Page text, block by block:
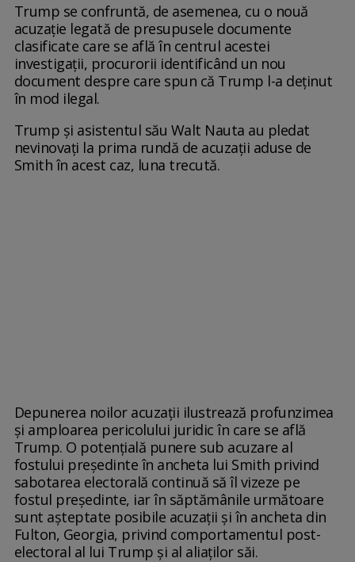
Trump se confruntă, de asemenea, cu o nouă
acuzație legată de presupusele documente
clasificate care se află în centrul acestei
investigații, procurorii identificând un nou
document despre care spun că Trump l-a deținut
în mod ilegal.
Trump și asistentul său Walt Nauta au pledat
nevinovați la prima rundă de acuzații aduse de
Smith în acest caz, luna trecută.
Depunerea noilor acuzații ilustrează profunzimea
și amploarea pericolului juridic în care se află
Trump. O potențială punere sub acuzare al
fostului președinte în ancheta lui Smith privind
sabotarea electorală continuă să îl vizeze pe
fostul președinte, iar în săptămânile următoare
sunt așteptate posibile acuzații și în ancheta din
Fulton, Georgia, privind comportamentul post-
electoral al lui Trump și al aliaților săi.